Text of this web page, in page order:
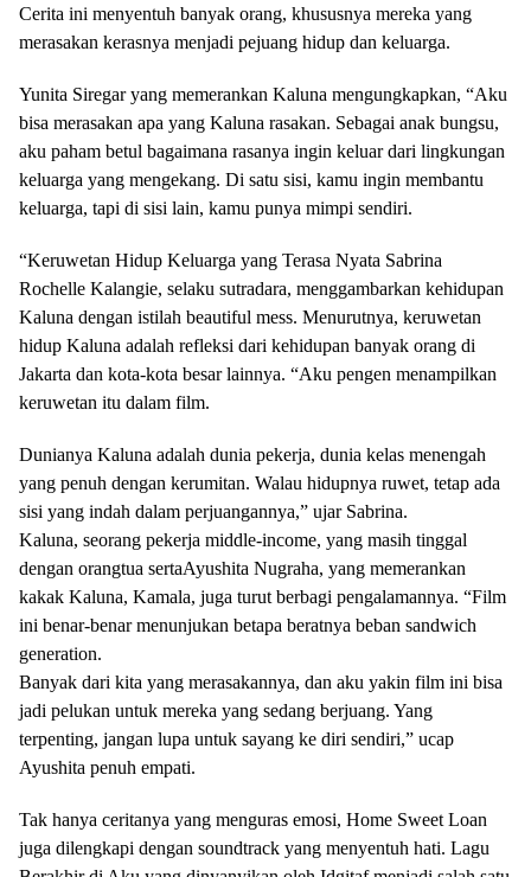
Cerita ini menyentuh banyak orang, khususnya mereka yang
merasakan kerasnya menjadi pejuang hidup dan keluarga.
Yunita Siregar yang memerankan Kaluna mengungkapkan, “Aku
bisa merasakan apa yang Kaluna rasakan. Sebagai anak bungsu,
aku paham betul bagaimana rasanya ingin keluar dari lingkungan
keluarga yang mengekang. Di satu sisi, kamu ingin membantu
keluarga, tapi di sisi lain, kamu punya mimpi sendiri.
“Keruwetan Hidup Keluarga yang Terasa Nyata Sabrina
Rochelle Kalangie, selaku sutradara, menggambarkan kehidupan
Kaluna dengan istilah beautiful mess. Menurutnya, keruwetan
hidup Kaluna adalah refleksi dari kehidupan banyak orang di
Jakarta dan kota-kota besar lainnya. “Aku pengen menampilkan
keruwetan itu dalam film.
Dunianya Kaluna adalah dunia pekerja, dunia kelas menengah
yang penuh dengan kerumitan. Walau hidupnya ruwet, tetap ada
sisi yang indah dalam perjuangannya,” ujar Sabrina.
Kaluna, seorang pekerja middle-income, yang masih tinggal
dengan orangtua sertaAyushita Nugraha, yang memerankan
kakak Kaluna, Kamala, juga turut berbagi pengalamannya. “Film
ini benar-benar menunjukan betapa beratnya beban sandwich
generation.
Banyak dari kita yang merasakannya, dan aku yakin film ini bisa
jadi pelukan untuk mereka yang sedang berjuang. Yang
terpenting, jangan lupa untuk sayang ke diri sendiri,” ucap
Ayushita penuh empati.
Tak hanya ceritanya yang menguras emosi, Home Sweet Loan
juga dilengkapi dengan soundtrack yang menyentuh hati. Lagu